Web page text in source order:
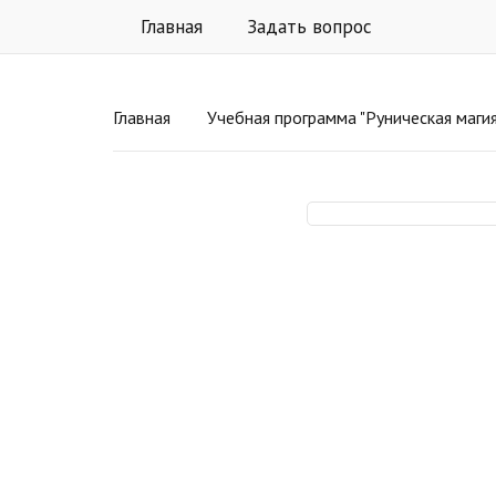
Главная Задать вопрос
Главная Учебная программа "Руническая магия для выхода из